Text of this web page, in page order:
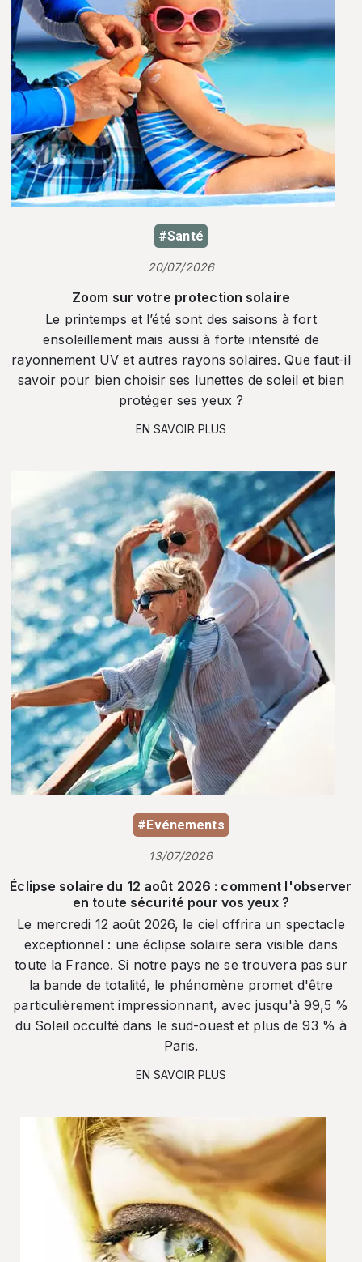
#Santé
20/07/2026
Zoom sur votre protection solaire
Le printemps et l’été sont des saisons à fort
ensoleillement mais aussi à forte intensité de
rayonnement UV et autres rayons solaires. Que faut-il
savoir pour bien choisir ses lunettes de soleil et bien
protéger ses yeux ?
EN SAVOIR PLUS
#Evénements
13/07/2026
Éclipse solaire du 12 août 2026 : comment l'observer
en toute sécurité pour vos yeux ?
Le mercredi 12 août 2026, le ciel offrira un spectacle
exceptionnel : une éclipse solaire sera visible dans
toute la France. Si notre pays ne se trouvera pas sur
la bande de totalité, le phénomène promet d'être
particulièrement impressionnant, avec jusqu'à 99,5 %
du Soleil occulté dans le sud-ouest et plus de 93 % à
Paris.
EN SAVOIR PLUS